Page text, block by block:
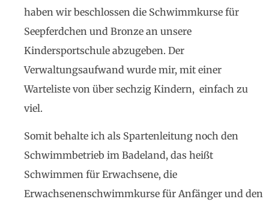
haben wir beschlossen die Schwimmkurse für
Seepferdchen und Bronze an unsere
Kindersportschule abzugeben. Der
Verwaltungsaufwand wurde mir, mit einer
Warteliste von über sechzig Kindern, einfach zu
viel.
Somit behalte ich als Spartenleitung noch den
Schwimmbetrieb im Badeland, das heißt
Schwimmen für Erwachsene, die
Erwachsenenschwimmkurse für Anfänger und den